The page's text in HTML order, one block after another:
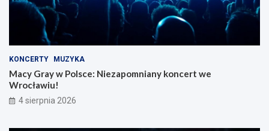
KONCERTY MUZYKA
Macy Gray w Polsce: Niezapomniany koncert we
Wrocławiu!
4 sierpnia 2026